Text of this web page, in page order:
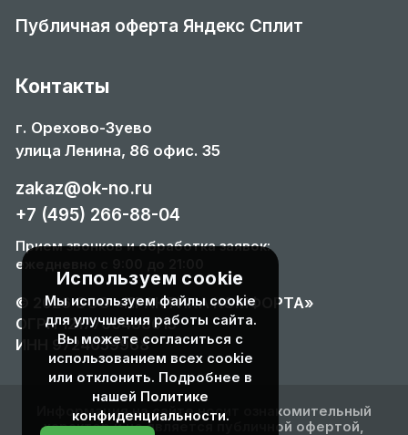
Используем cookie
Мы используем файлы cookie
для улучшения работы сайта.
Вы можете согласиться с
использованием всех cookie
или отклонить. Подробнее в
нашей Политике
конфиденциальности.
Публичная оферта Яндекс Сплит
Контакты
г. Орехово-Зуево
улица Ленина, 86 офис. 35
zakaz@ok-no.ru
+7 (495) 266-88-04
Прием звонков и обработка заявок:
ежедневно с 9:00 до 21:00
© 2026 ООО «ПРАКТИКА КОМФОРТА»
ОГРН 1217700488015
ИНН 9724059968
Информация на сайте носит ознакомительный
характер и не является публичной офертой,